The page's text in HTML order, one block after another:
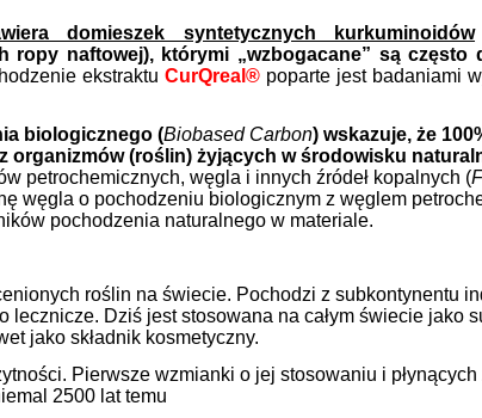
185,00 zł
do koszyka
domieszek syntetycznych kurkuminoidów
ropy naftowej), którymi „wzbogacane” są
ekstraktu CurQreal® poparte jest badaniami
biologicznego (Biobased Carbon) wskazuje, że
organizmów (roślin) żyjących w środowisku
petrochemicznych, węgla i innych źródeł kopalnych (
węgla o pochodzeniu biologicznym z węglem
pochodzenia naturalnego w materiale.
roślin na świecie. Pochodzi z subkontynentu
lecznicze. Dziś jest stosowana na całym świecie jako
jako składnik kosmetyczny.
Pierwsze wzmianki o jej stosowaniu i
2500 lat temu